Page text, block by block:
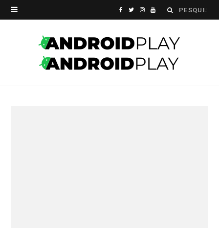
Search
F
c
T
i
t
I Y
u
T